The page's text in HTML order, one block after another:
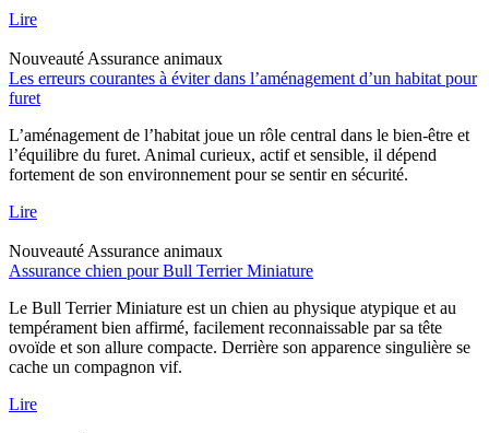
Lire
NouveautéAssurance animaux
Les erreurs courantes à éviter dans l’aménagement d’un habitat pour
furet
L’aménagement de l’habitat joue un rôle central dans le bien-être et
l’équilibre du furet. Animal curieux, actif et sensible, il dépend
fortement de son environnement pour se sentir en sécurité.
Lire
NouveautéAssurance animaux
Assurance chien pour Bull Terrier Miniature
Le Bull Terrier Miniature est un chien au physique atypique et au
tempérament bien affirmé, facilement reconnaissable par sa tête
ovoïde et son allure compacte. Derrière son apparence singulière se
cache un compagnon vif.
Lire